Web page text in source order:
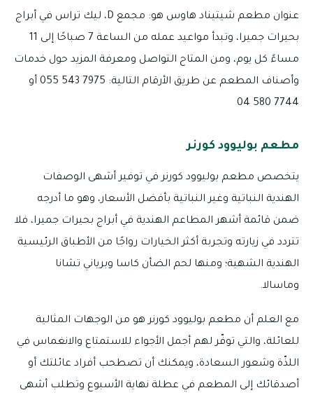
عنوان مطعم شيتيناد هاوس هو: مجمع D، ليك تراس في أبراج
بحيرات جميرا، وتبدأ مواعيد عمله من الساعة 7 صباحًا إلى 11
مساءً كل يوم، ومن المتاح التواصل ومعرفة المزيد حول خدمات
وأصناف المطعم عن طريق الأرقام التالية: 7975 543 055 أو
7744 580 04
مطعم بوليوود كورنر
يتخصص مطعم بوليوود كورنر في توفير أشهى الوصفات
الهندية النباتية وغير النباتية بأفضل الأسعار، وهو ما أدرجه
ضمن قائمة أشهر المطاعم الهندية في أبراج بحيرات جميرا، فلا
تتردد في زيارته وتجربة أكثر الخيارات رواجًا من الأطباق الرئيسية
الهندية الشهية؛ ومنها لحم الضأن كاسا وبرياني تشانا
وماسالا.
مع العلم أن مطعم بوليوود كورنر هو من الوجهات المثالية
للعائلة، والتي توفّر لهم أجمل الأجواء للاستمتاع والانغماس في
اللذّة وشعور السعادة، ويمكنك أن تصطحب أفراد عائلتك أو
أصدقائك إلى المطعم في عطلة نهاية الأسبوع وتطلب أشهى